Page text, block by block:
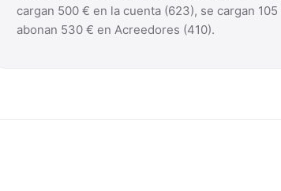
cargan 500 € en la cuenta (623), se cargan
abonan 530 € en Acreedores (410).